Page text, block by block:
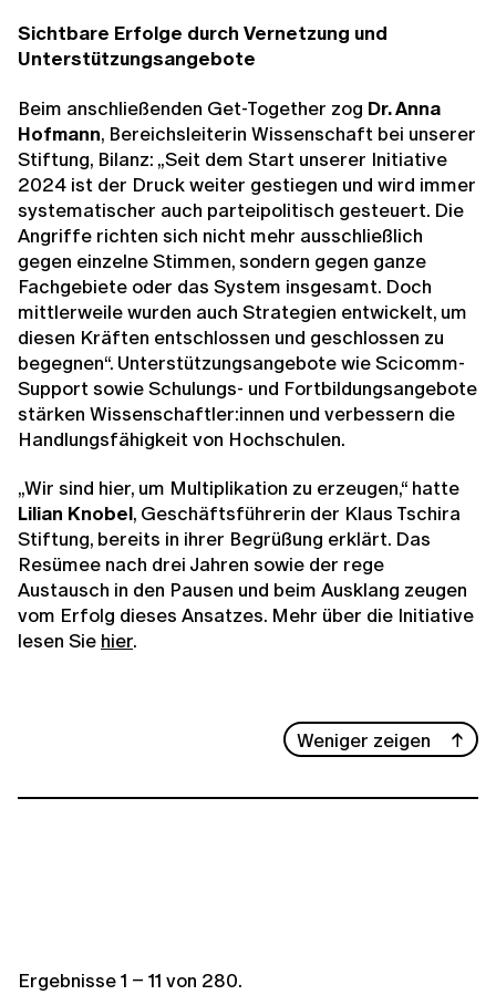
Sichtbare Erfolge durch Vernetzung und
Unterstützungsangebote
Beim anschließenden Get-Together zog Dr. Anna
Hofmann, Bereichsleiterin Wissenschaft bei unserer
Stiftung, Bilanz: „Seit dem Start unserer Initiative
2024 ist der Druck weiter gestiegen und wird immer
systematischer auch parteipolitisch gesteuert. Die
Angriffe richten sich nicht mehr ausschließlich
gegen einzelne Stimmen, sondern gegen ganze
Fachgebiete oder das System insgesamt. Doch
mittlerweile wurden auch Strategien entwickelt, um
diesen Kräften entschlossen und geschlossen zu
begegnen“. Unterstützungsangebote wie Scicomm-
Support sowie Schulungs- und Fortbildungsangebote
stärken Wissenschaftler:innen und verbessern die
Handlungsfähigkeit von Hochschulen.
„Wir sind hier, um Multiplikation zu erzeugen,“ hatte
Lilian Knobel, Geschäftsführerin der Klaus Tschira
Stiftung, bereits in ihrer Begrüßung erklärt. Das
Resümee nach drei Jahren sowie der rege
Austausch in den Pausen und beim Ausklang zeugen
vom Erfolg dieses Ansatzes. Mehr über die Initiative
lesen Sie hier.
Weniger zeigen
Ergebnisse1 – 11 von 280.